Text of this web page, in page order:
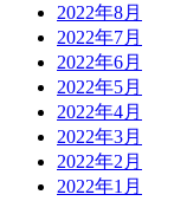
2022年8月
2022年7月
2022年6月
2022年5月
2022年4月
2022年3月
2022年2月
2022年1月